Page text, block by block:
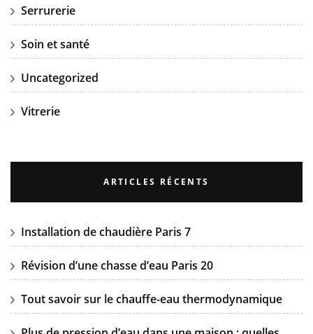
Serrurerie
Soin et santé
Uncategorized
Vitrerie
ARTICLES RÉCENTS
Installation de chaudière Paris 7
Révision d’une chasse d’eau Paris 20
Tout savoir sur le chauffe-eau thermodynamique